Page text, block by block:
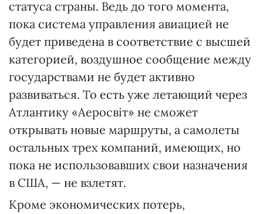
статуса страны. Ведь до того момента,
пока система управления авиацией не
будет приведена в соответствие с высшей
категорией, воздушное сообщение между
государствами не будет активно
развиваться. То есть уже летающий через
Атлантику «Аеросвіт» не сможет
открывать новые маршруты, а самолеты
остальных трех компаний, имеющих, но
пока не использовавших свои назначения
в США, — не взлетят.
Кроме экономических потерь,